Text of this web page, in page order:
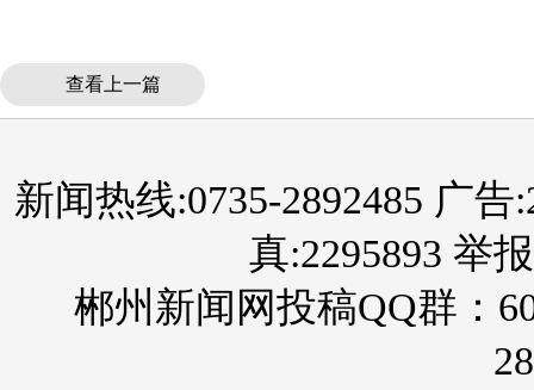
查看上一篇
新闻热线:0735-2892485 广告
真:2295893 举
郴州新闻网投稿QQ群：